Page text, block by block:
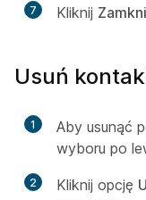
7 Kliknij
Usuń
1
Aby usunąć
wyboru po
2 Kliknij opcję